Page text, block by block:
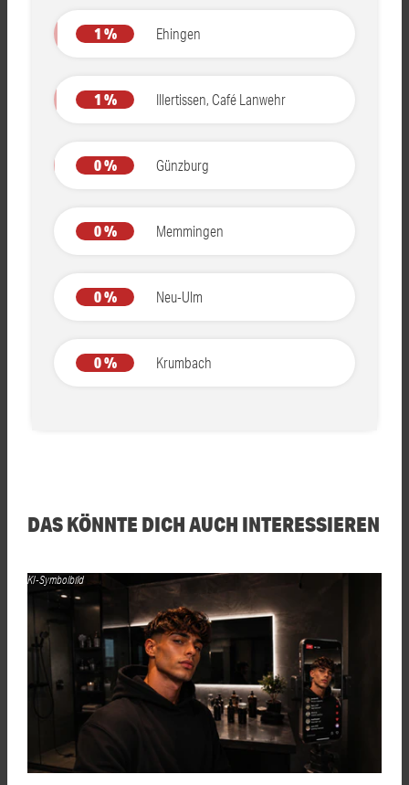
Ehingen
1 %
Illertissen, Café Lanwehr
1 %
Günzburg
0 %
Memmingen
0 %
Neu-Ulm
0 %
Krumbach
0 %
DAS KÖNNTE DICH AUCH INTERESSIEREN
KI-Symbolbild